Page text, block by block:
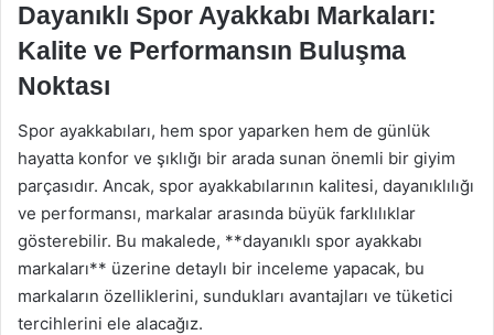
Dayanıklı Spor Ayakkabı Markaları:
Kalite ve Performansın Buluşma
Noktası
Spor ayakkabıları, hem spor yaparken hem de günlük
hayatta konfor ve şıklığı bir arada sunan önemli bir giyim
parçasıdır. Ancak, spor ayakkabılarının kalitesi, dayanıklılığı
ve performansı, markalar arasında büyük farklılıklar
gösterebilir. Bu makalede, **dayanıklı spor ayakkabı
markaları** üzerine detaylı bir inceleme yapacak, bu
markaların özelliklerini, sundukları avantajları ve tüketici
tercihlerini ele alacağız.